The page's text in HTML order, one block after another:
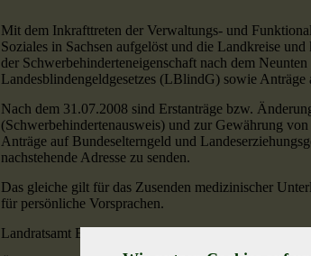
Mit dem Inkrafttreten der Verwaltungs- und
Soziales in Sachsen aufgelöst und die Landkreise
der Schwerbehinderteneigenschaft nach dem
Landesblindengeldgesetzes (LBlindG) sowie
Nach dem 31.07.2008 sind Erstanträge bzw.
(Schwerbehindertenausweis) und zur Gewährung
Anträge auf Bundeselterngeld und
nachstehende Adresse zu senden.
Das gleiche gilt für das Zusenden medizinischer
für persönliche Vorsprachen.
Landratsamt Erzgebirgskreis, Uhlmannstr. 1-3,